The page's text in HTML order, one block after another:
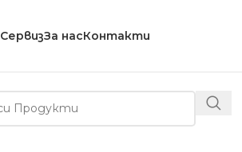
СервизЗа насКонтакти